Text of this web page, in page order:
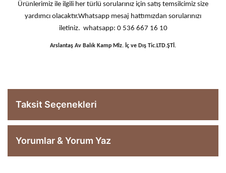
Ürünlerimiz ile ilgili her türlü sorularınız için satış temsilcimiz size
yardımcı olacaktır.Whatsapp mesaj hattımızdan sorularınızı
iletiniz. whatsapp: 0 536 667 16 10
Arslantaş Av Balık Kamp Mlz. İç ve Dış Tic.LTD.ŞTİ.
Taksit Seçenekleri
Yorumlar & Yorum Yaz